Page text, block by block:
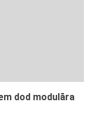
dod modulāra